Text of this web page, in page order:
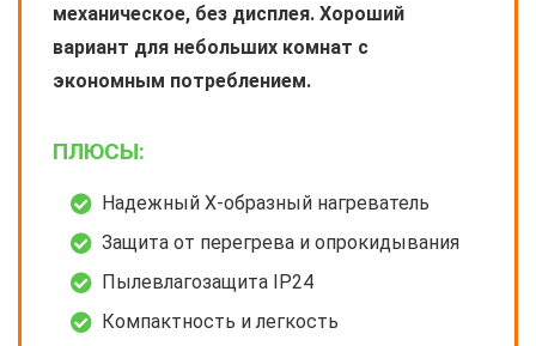
механическое, без дисплея. Хороший
вариант для небольших комнат с
экономным потреблением.
ПЛЮСЫ:
Надежный X-образный нагреватель
Защита от перегрева и опрокидывания
Пылевлагозащита IP24
Компактность и легкость